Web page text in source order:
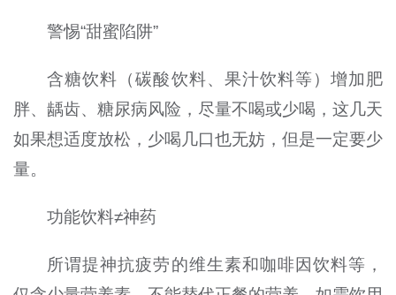
警惕“甜蜜陷阱”
含糖饮料（碳酸饮料、果汁饮料等）增加肥
胖、龋齿、糖尿病风险，尽量不喝或少喝，这几天
如果想适度放松，少喝几口也无妨，但是一定要少
量。
功能饮料≠神药
所谓提神抗疲劳的维生素和咖啡因饮料等，